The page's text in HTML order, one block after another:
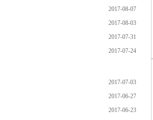
2017-08-07
2017-08-03
2017-07-31
2017-07-24
2017-07-03
2017-06-27
2017-06-23